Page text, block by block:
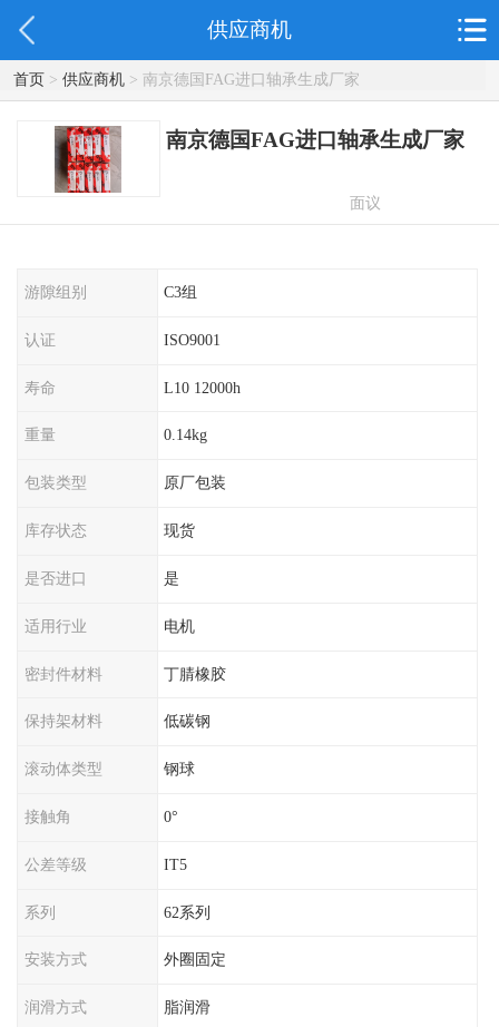
供应商机
首页> 供应商机> 南京德国FAG进口轴承生成厂家
南京德国FAG进口轴承生成厂家
面议
游隙组别 C3组
认证 ISO9001
寿命 L10 12000h
重量 0.14kg
包装类型 原厂包装
库存状态 现货
是否进口 是
适用行业 电机
密封件材料 丁腈橡胶
保持架材料 低碳钢
滚动体类型 钢球
接触角 0°
公差等级 IT5
系列 62系列
安装方式 外圈固定
润滑方式 脂润滑